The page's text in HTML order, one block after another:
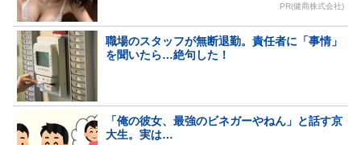
PR(健商株式会社)
職場のスタッフが無断退勤。責任者に「事情」
を聞いたら…絶句した！
「俺の彼女、最強のビネガーやねん」と話す京
大生。実は…